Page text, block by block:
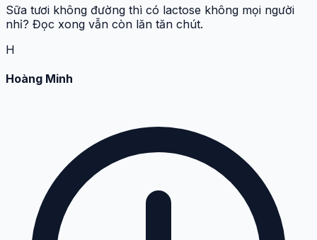
Sữa tươi không đường thì có lactose không mọi người
nhỉ? Đọc xong vẫn còn lăn tăn chút.
H
Hoàng Minh